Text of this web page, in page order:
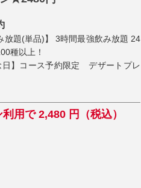
放題(単品)】 3時間最強飲み放題 24
種以上！
日】コース予約限定 デザートプレ
用で 2,480 円（税込）